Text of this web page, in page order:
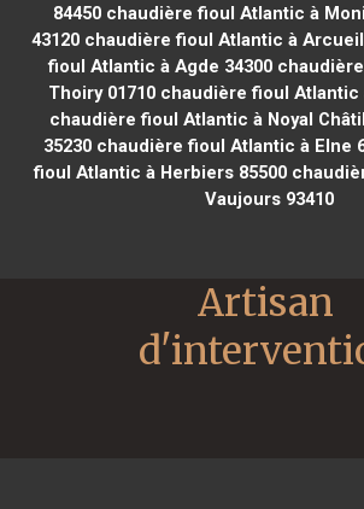
84450 chaudière fioul Atlantic à
43120chaudière fioul Atlantic à Arcueil
fioul Atlantic à Agde 34300
Thoiry 01710chaudière fioul Atlantic
chaudière fioul Atlantic à Noyal
35230chaudière fioul Atlantic à Elne
fioul Atlantic à Herbiers 85500
Vaujours 93410
Artisan